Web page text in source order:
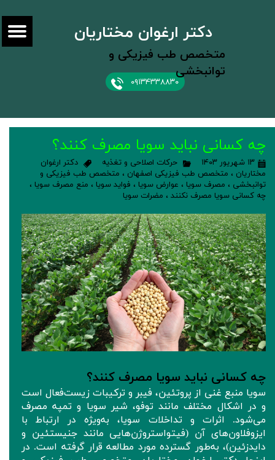
۰۹۱۳۴۳۳۸۸۳۰
دکتر ارغوان مختاریان
متخصص طب فیزیکی و
توانبخشی
چه کسانی نباید سویا مصرف کنند؟
۱۳ شهریور ۱۴۰۳ حرکات اصلاحی و تغذیه
دکتر ارغوان
مختاریان ، متخصص طب فیزیکی اصفهان ، متخصص طب فیزیکی و
توانبخشی ، مصرف سویا ، عوارض سویا ، فواید سویا ، منع مصرف سویا ،
چه کسانی سویا مصرف نکنند ، مضرات سویا
چه کسانی نباید سویا مصرف کنند؟
سویا منبع غنی از پروتئین، فیبر و ترکیبات زیست‌فعال است
و در اشکال مختلف مانند توفو، شیر سویا و تمپه مصرف
می‌شود. اثرات و تداخلات سویا، به‌ویژه در ارتباط با
ایزوفلاون‌های آن (فیتواستروژن‌هایی مانند جنیستئین و
دایدزئین)، به‌طور گسترده مورد مطالعه قرار گرفته است. در